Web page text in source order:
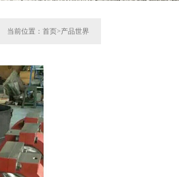
当前位置： 首页>产品世界